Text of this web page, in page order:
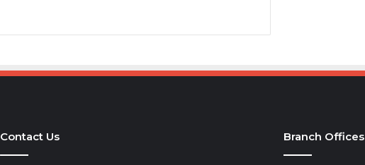
Contact Us Branch Offices